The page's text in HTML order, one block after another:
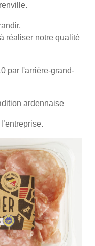
réaliser notre qualité
par l'arrière-grand-
ardennaise